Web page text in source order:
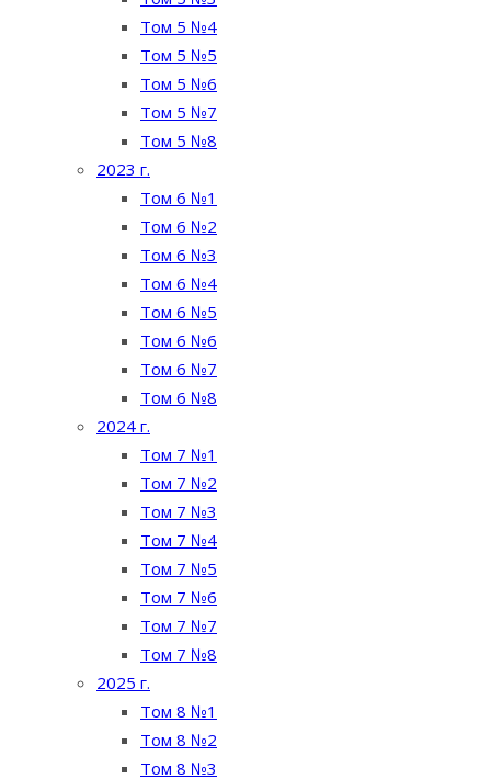
Том 5 №4
Том 5 №5
Том 5 №6
Том 5 №7
Том 5 №8
2023 г.
Том 6 №1
Том 6 №2
Том 6 №3
Том 6 №4
Том 6 №5
Том 6 №6
Том 6 №7
Том 6 №8
2024 г.
Том 7 №1
Том 7 №2
Том 7 №3
Том 7 №4
Том 7 №5
Том 7 №6
Том 7 №7
Том 7 №8
2025 г.
Том 8 №1
Том 8 №2
Том 8 №3